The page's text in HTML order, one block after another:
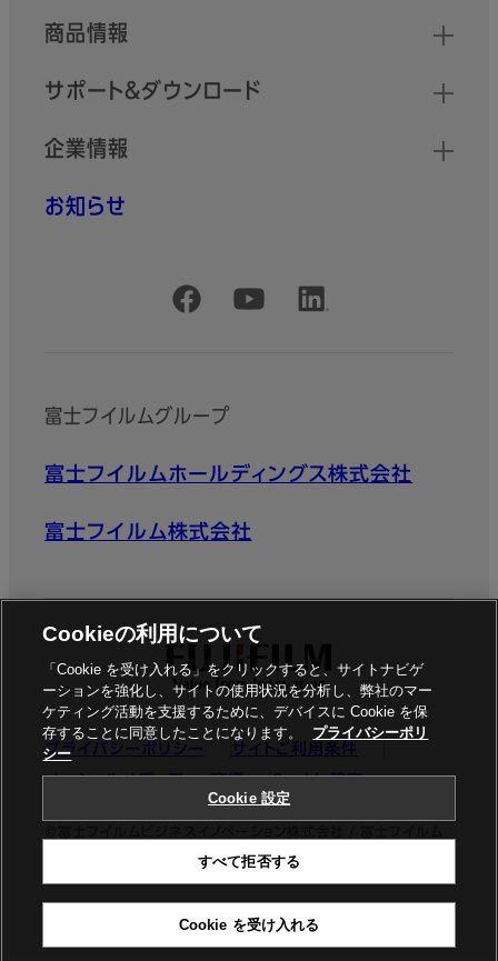
商品情報
サポート＆ダウンロード
企業情報
お知らせ
公式SNSアカウント
富士フイルムグループ
富士フイルムホールディングス株式会社
富士フイルム株式会社
プライバシーポリシー
サイトご利用条件
ソーシャルメディア
商標 Cookie設定
ビジネスイノベーションジャパン株式会社
Cookieの利用について
「Cookie を受け入れる」をクリックすると、サイトナビゲ
ーションを強化し、サイトの使用状況を分析し、弊社のマー
ケティング活動を支援するために、デバイスに Cookie を保
存することに同意したことになります。
プライバシーポリ
シー
Cookie 設定
すべて拒否する
Cookie を受け入れる